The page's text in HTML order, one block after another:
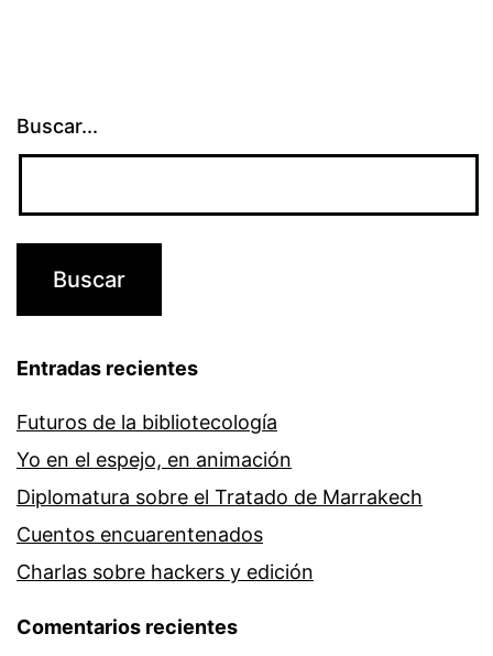
Buscar...
Entradas recientes
Futuros de la bibliotecología
Yo en el espejo, en animación
Diplomatura sobre el Tratado de Marrakech
Cuentos encuarentenados
Charlas sobre hackers y edición
Comentarios recientes